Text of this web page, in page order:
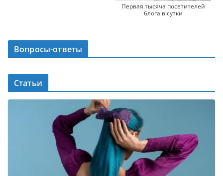
Первая тысяча посетителей
блога в сутки
Вопросы-ответы
Статьи